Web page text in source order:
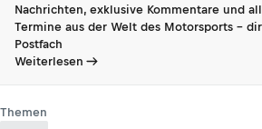
Nachrichten, exklusive Kommentare und
Termine aus der Welt des Motorsports -
Postfach
Weiterlesen
Themen